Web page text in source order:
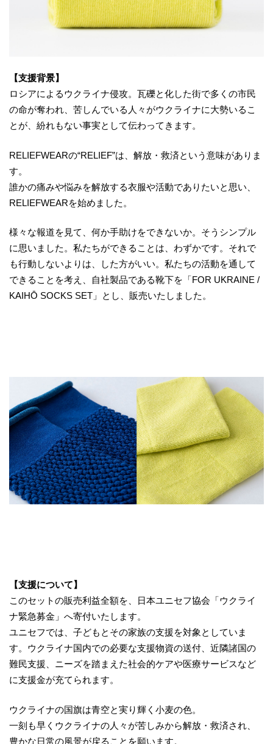
【支援背景】
ロシアによるウクライナ侵攻。瓦礫と化した街で多くの市民
の命が奪われ、苦しんでいる人々がウクライナに大勢いるこ
とが、紛れもない事実として伝わってきます。
RELIEFWEARの“RELIEF”は、解放・救済という意味がありま
す。
誰かの痛みや悩みを解放する衣服や活動でありたいと思い、
RELIEFWEARを始めました。
様々な報道を見て、何か手助けをできないか。そうシンプル
に思いました。私たちができることは、わずかです。それで
も行動しないよりは、した方がいい。私たちの活動を通して
できることを考え、自社製品である靴下を「FOR UKRAINE /
KAIHŌ SOCKS SET」とし、販売いたしました。
【支援について】
このセットの販売利益全額を、日本ユニセフ協会「ウクライ
ナ緊急募金」へ寄付いたします。
ユニセフでは、子どもとその家族の支援を対象としていま
す。ウクライナ国内での必要な支援物資の送付、近隣諸国の
難民支援、ニーズを踏まえた社会的ケアや医療サービスなど
に支援金が充てられます。
ウクライナの国旗は青空と実り輝く小麦の色。
一刻も早くウクライナの人々が苦しみから解放・救済され、
豊かな日常の風景が戻ることを願います。